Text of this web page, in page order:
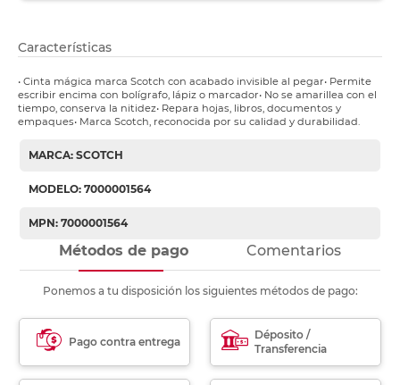
Características
• Cinta mágica marca Scotch con acabado invisible al pegar• Permite
escribir encima con bolígrafo, lápiz o marcador• No se amarillea con el
tiempo, conserva la nitidez• Repara hojas, libros, documentos y
empaques• Marca Scotch, reconocida por su calidad y durabilidad.
MARCA: SCOTCH
MODELO: 7000001564
MPN: 7000001564
Métodos de pago Comentarios
Ponemos a tu disposición los siguientes métodos de pago:
Pago contra entrega
Déposito /
Transferencia